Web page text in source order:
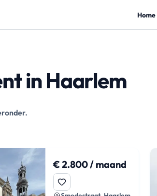
Home
in Haarlem
€ 2.800 / maand